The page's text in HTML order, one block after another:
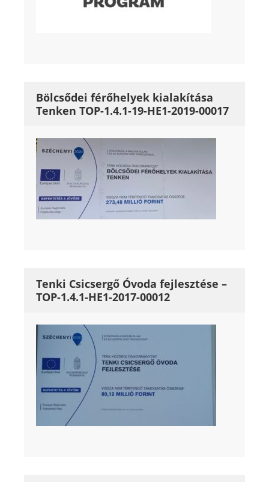
Bölcsődei férőhelyek kialakítása
Tenken TOP-1.4.1-19-HE1-2019-00017
Tenki Csicsergő Óvoda fejlesztése –
TOP-1.4.1-HE1-2017-00012